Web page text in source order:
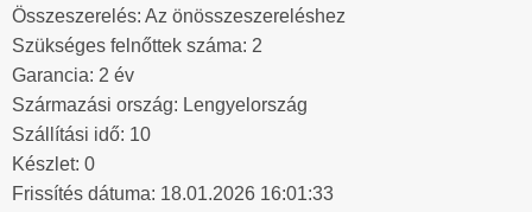
Összeszerelés: Az önösszeszereléshez
Szükséges felnőttek száma: 2
Garancia: 2 év
Származási ország: Lengyelország
Szállítási idő: 10
Készlet: 0
Frissítés dátuma: 18.01.2026 16:01:33